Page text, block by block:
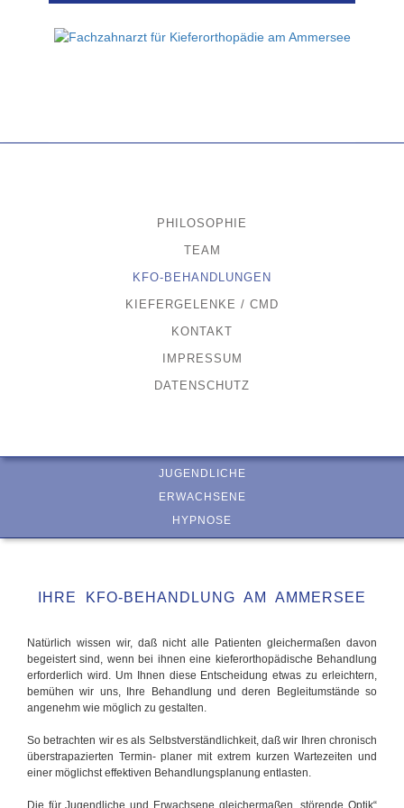
PHILOSOPHIE
TEAM
KFO-BEHANDLUNGEN
KIEFERGELENKE / CMD
KONTAKT
IMPRESSUM
DATENSCHUTZ
JUGENDLICHE
ERWACHSENE
HYPNOSE
IHRE KFO-BEHANDLUNG AM AMMERSEE
Natürlich wissen wir, daß nicht alle Patienten gleichermaßen davon
begeistert sind, wenn bei ihnen eine kieferorthopädische Behandlung
erforderlich wird. Um Ihnen diese Entscheidung etwas zu erleichtern,
bemühen wir uns, Ihre Behandlung und deren Begleitumstände so
angenehm wie möglich zu gestalten.
So betrachten wir es als Selbstverständlichkeit, daß wir Ihren chronisch
überstrapazierten Termin- planer mit extrem kurzen Wartezeiten und
einer möglichst effektiven Behandlungsplanung entlasten.
Die für Jugendliche und Erwachsene gleichermaßen „störende Optik“